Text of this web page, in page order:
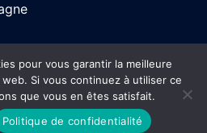
français
pour vous garantir la meilleure
Si vous continuez à utiliser ce
que vous en êtes satisfait.
Politique de confidentialité